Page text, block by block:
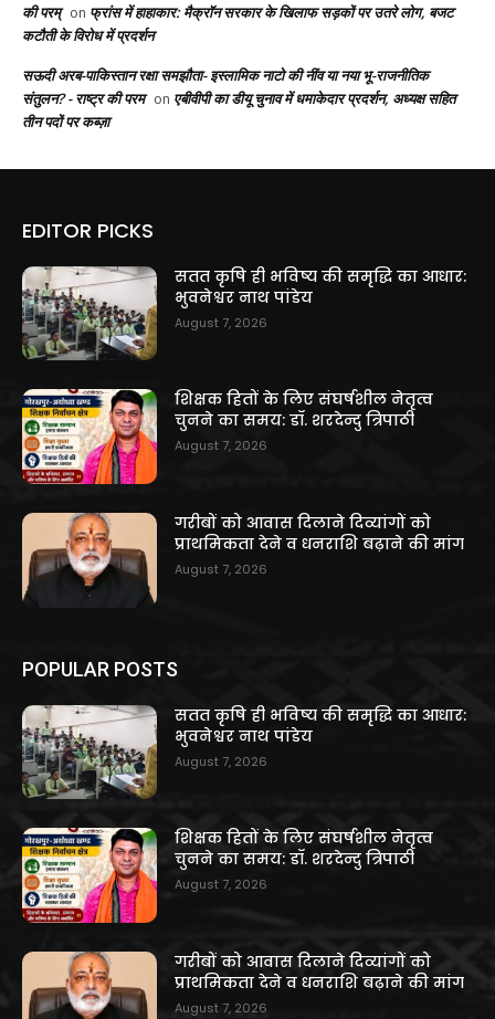
की परम् on फ्रांस में हाहाकार: मैक्रॉन सरकार के खिलाफ सड़कों पर उतरे लोग, बजट
कटौती के विरोध में प्रदर्शन
सऊदी अरब-पाकिस्तान रक्षा समझौता- इस्लामिक नाटो की नींव या नया भू-राजनीतिक
संतुलन? - राष्ट्र की परम on एबीवीपी का डीयू चुनाव में धमाकेदार प्रदर्शन, अध्यक्ष सहित
तीन पदों पर कब्ज़ा
EDITOR PICKS
सतत कृषि ही भविष्य की समृद्धि का आधार:
भुवनेश्वर नाथ पांडेय
August 7, 2026
शिक्षक हितों के लिए संघर्षशील नेतृत्व
चुनने का समय: डॉ. शरदेन्दु त्रिपाठी
August 7, 2026
गरीबों को आवास दिलाने दिव्यांगों को
प्राथमिकता देने व धनराशि बढ़ाने की मांग
August 7, 2026
POPULAR POSTS
सतत कृषि ही भविष्य की समृद्धि का आधार:
भुवनेश्वर नाथ पांडेय
August 7, 2026
शिक्षक हितों के लिए संघर्षशील नेतृत्व
चुनने का समय: डॉ. शरदेन्दु त्रिपाठी
August 7, 2026
गरीबों को आवास दिलाने दिव्यांगों को
प्राथमिकता देने व धनराशि बढ़ाने की मांग
August 7, 2026